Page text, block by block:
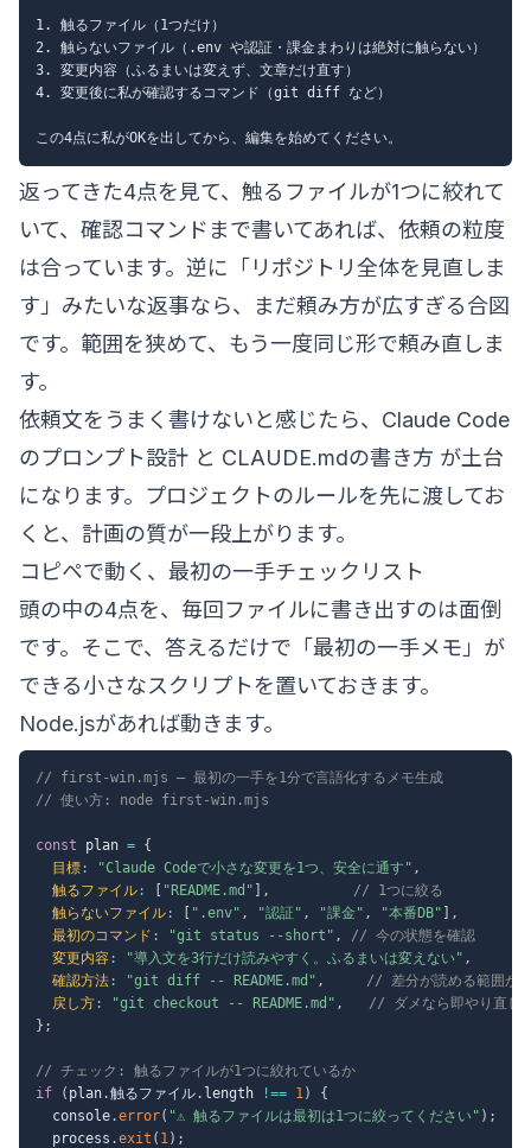
1. 触るファイル（1つだけ）
2. 触らないファイル（.env や認証・課金まわりは絶対に触らない）
3. 変更内容（ふるまいは変えず、文章だけ直す）
4. 変更後に私が確認するコマンド（git diff など）
返ってきた4点を見て、触るファイルが1つに絞れて
いて、確認コマンドまで書いてあれば、依頼の粒度
は合っています。逆に「リポジトリ全体を見直しま
す」みたいな返事なら、まだ頼み方が広すぎる合図
です。範囲を狭めて、もう一度同じ形で頼み直しま
す。
依頼文をうまく書けないと感じたら、 Claude Code
のプロンプト設計 と CLAUDE.mdの書き方 が土台
になります。プロジェクトのルールを先に渡してお
くと、計画の質が一段上がります。
コピペで動く、最初の一手チェックリスト
頭の中の4点を、毎回ファイルに書き出すのは面倒
です。そこで、答えるだけで「最初の一手メモ」が
できる小さなスクリプトを置いておきます。
Node.jsがあれば動きます。
// first-win.mjs — 最初の一手を1分で言語化するメモ生成
// 使い方: node first-win.mjs
const plan = {
目標 : "Claude Codeで小さな変更を1つ、安全に通す" ,
触るファイル : "README.md" ,
// 1つに絞る
触らないファイル : ".env" , "認証" , "課金" , "本番DB"
,
最初のコマンド : "git status --short" ,
// 今の状態を確認
変更内容 : "導入文を3行だけ読みやすく。ふるまいは変えない" ,
確認方法 : "git diff -- README.md" ,
// 差分が読める範囲か
戻し方 : "git checkout -- README.md" ,
// ダメなら即やり直し
} ;
// チェック: 触るファイルが1つに絞れているか
if
( plan.触るファイル. length !== 1)
{
  console
.error( "⚠ 触るファイルは最初は1つに絞ってください" ) ;
  process
.exit ( 1) ;